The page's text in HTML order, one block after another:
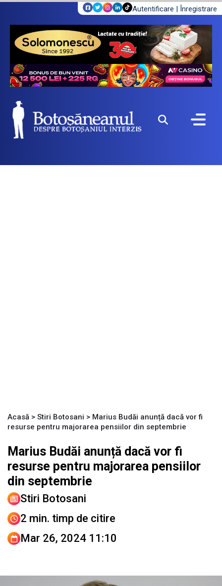
Autentificare | Înregistrare
Acasă > Stiri Botosani > Marius Budăi anunță dacă vor fi
resurse pentru majorarea pensiilor din septembrie
Marius Budăi anunță dacă vor fi
resurse pentru majorarea pensiilor
din septembrie
Stiri Botosani
2 min. timp de citire
Mar 26, 2024 11:10